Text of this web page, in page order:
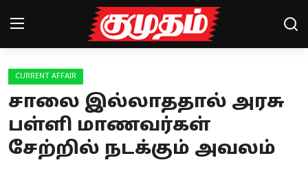
Home
Magazines
Games
CURRENT AFFAIR
சாலை இல்லாததால் அரசு
பள்ளி மாணவர்கள்
சேற்றில் நடக்கும் அவலம்